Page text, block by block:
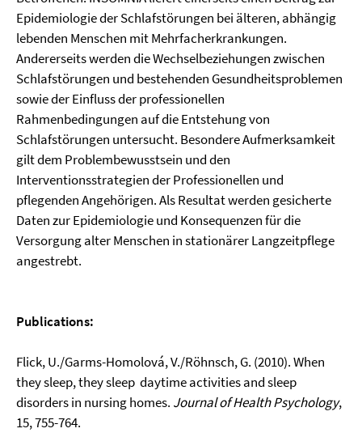
Epidemiologie der Schlafstörungen bei älteren, abhängig
lebenden Menschen mit Mehrfacherkrankungen.
Andererseits werden die Wechselbeziehungen zwischen
Schlafstörungen und bestehenden Gesundheitsproblemen
sowie der Einfluss der professionellen
Rahmenbedingungen auf die Entstehung von
Schlafstörungen untersucht. Besondere Aufmerksamkeit
gilt dem Problembewusstsein und den
Interventionsstrategien der Professionellen und
pflegenden Angehörigen. Als Resultat werden gesicherte
Daten zur Epidemiologie und Konsequenzen für die
Versorgung alter Menschen in stationärer Langzeitpflege
angestrebt.
Publications:
Flick, U./Garms-Homolová, V./Röhnsch, G. (2010). When
they sleep, they sleep  daytime activities and sleep
disorders in nursing homes. Journal of Health Psychology,
15, 755-764.